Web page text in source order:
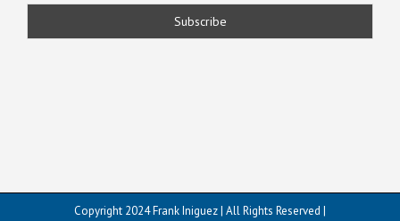
Copyright 2024 Frank Iniguez | All Rights Reserved |